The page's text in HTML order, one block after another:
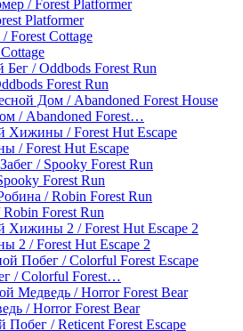
Platformer
Forest Run
/ Abandoned Forest…
/ Forest Hut Escape
Forest Run
Forest Run
2 / Forest Hut Escape 2
/ Colorful Forest…
/ Horror Forest Bear